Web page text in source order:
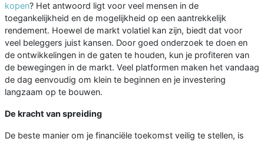
kopen? Het antwoord ligt voor veel mensen in de
toegankelijkheid en de mogelijkheid op een aantrekkelijk
rendement. Hoewel de markt volatiel kan zijn, biedt dat voor
veel beleggers juist kansen. Door goed onderzoek te doen en
de ontwikkelingen in de gaten te houden, kun je profiteren van
de bewegingen in de markt. Veel platformen maken het vandaag
de dag eenvoudig om klein te beginnen en je investering
langzaam op te bouwen.
De kracht van spreiding
De beste manier om je financiële toekomst veilig te stellen, is